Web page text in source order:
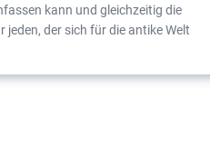
kann und gleichzeitig die
der sich für die antike Welt